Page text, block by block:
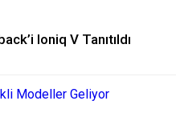
Ioniq V Tanıtıldı